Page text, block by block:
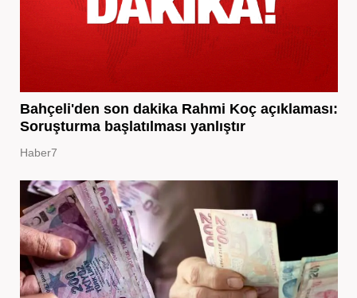
Bahçeli'den son dakika Rahmi Koç açıklaması:
Soruşturma başlatılması yanlıştır
Haber7